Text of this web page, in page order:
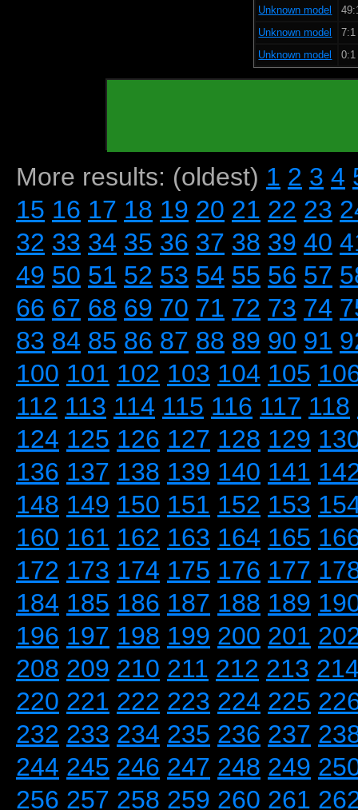
Unknown model
Unknown model
7:1
Unknown model
0:1
More results: (oldest) 1 2 3 4
15 16 17 18 19 20 21 22 23
32 33 34 35 36 37 38 39 40
49 50 51 52 53 54 55 56 57
66 67 68 69 70 71 72 73 74
83 84 85 86 87 88 89 90 91
100 101 102 103 104 105
112 113 114 115 116 117 118
124 125 126 127 128 129
136 137 138 139 140 141
148 149 150 151 152 153
160 161 162 163 164 165
172 173 174 175 176 177
184 185 186 187 188 189
196 197 198 199 200 201
208 209 210 211 212 213
220 221 222 223 224 225
232 233 234 235 236 237
244 245 246 247 248 249
256 257 258 259 260 261